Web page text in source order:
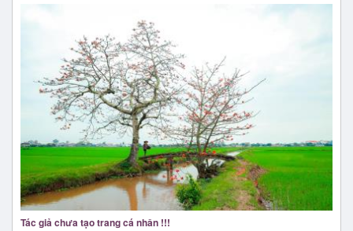
Tác giả chưa tạo trang cá nhân !!!